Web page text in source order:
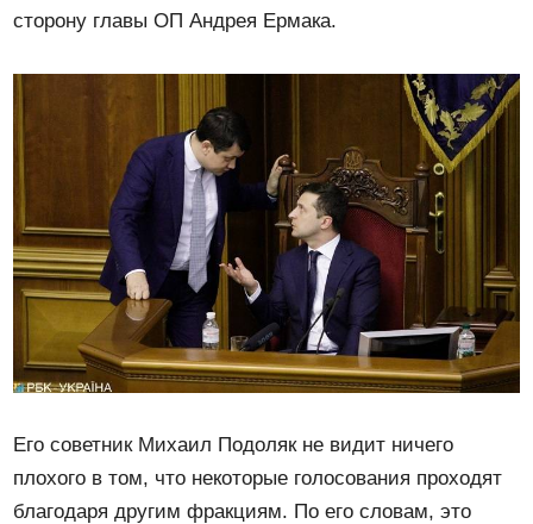
сторону главы ОП Андрея Ермака.
Его советник Михаил Подоляк не видит ничего
плохого в том, что некоторые голосования проходят
благодаря другим фракциям. По его словам, это